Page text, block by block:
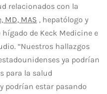
relacionados con la
MD, MAS , hepatólogo y
de Keck Medicine e
“Nuestros hallazgos
ya podrían
para la salud
podrían estar pasando